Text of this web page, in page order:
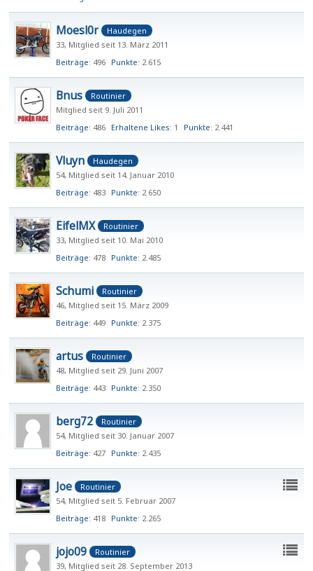
Moesl0r
Haudegen
33 Mitglied seit 13. März 2011
Beiträge 496 Punkte 2.615
Bnus
Routinier
Mitglied seit 9. Juli 2011
Beiträge 486 Erhaltene Likes 1 Punkte 2.441
Vluyn
Haudegen
54 Mitglied seit 14. Januar 2010
Beiträge 483 Punkte 2.650
EifelMX
Routinier
33 Mitglied seit 10. Mai 2010
Beiträge 478 Punkte 2.485
Schumi
Routinier
46 Mitglied seit 15. März 2009
Beiträge 449 Punkte 2.375
artus
Routinier
48 Mitglied seit 29. Juni 2007
Beiträge 443 Punkte 2.350
berg72
Routinier
54 Mitglied seit 30. Januar 2007
Beiträge 427 Punkte 2.435
Joe
Routinier
54 Mitglied seit 5. Februar 2007
Beiträge 418 Punkte 2.265
jojo09
Routinier
39 Mitglied seit 28. September 2013